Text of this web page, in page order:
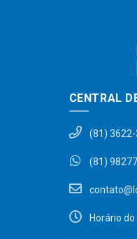
CENTRAL
(81)
(81)
Horário